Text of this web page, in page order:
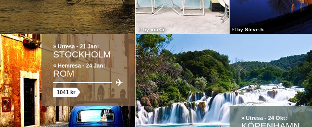
» Utresa - 21 Jan:
STOCKHOLM
« Hemresa - 24 Jan:
ROM
1041 kr
© byxiu×5 © by Steve-h
» Utresa - 24 Okt: